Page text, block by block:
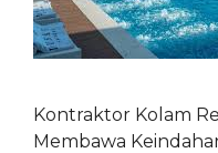
Kontraktor Kolam
Membawa